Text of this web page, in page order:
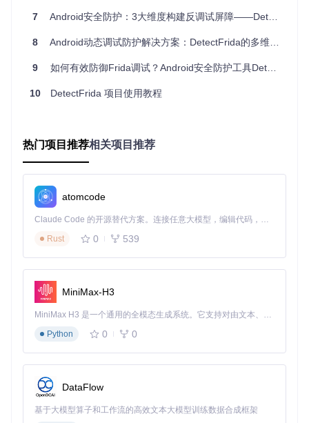
后定期扫描内存中加载的库文件，通过checksum函数比对两
代码段是否被篡改来识别注入行为，有效应对Frida版本更新
实践指南：构建加固型应用的关键步骤
项目采用CMake构建系统，支持armeabi-v7a、arm64-v8a等
主流架构。开发者只需将
目，在Application初始化时加载检测模块即可启用防护。
核心演进：从特征检测到行为分析
DetectFrida的技术演进反映了移动安全防护的发展趋势：早期
版本依赖Frida特定签名进行检测，而最新版本已实现基于内
存完整性的通用检测方案。关键突破点包括：
引入O-LLVM混淆技术保护检测逻辑自身
实现自定义系统调用替代标准libc函数，防止检测代码被Ho
通过这些技术创新，DetectFrida实现了从"特征匹配"到"行为
分析"的跨越，为Android应用提供了能够抵御未知攻击的主动
7 Android安全防护：3大维度构建反调试屏障——DetectFrida技术解析
8 Android动态调试防护解决方案：DetectFrida的多维度Frida检测与原生加固实现
9 如何有效防御Frida调试？Android安全防护工具DetectFrida详解
10 DetectFrida 项目使用教程
热门项目推荐相关项目推荐
atomcode
Claude Code 的开源替代方案。连接任意大模型，编辑代码，运行命令，自动验证 — 全自动执行。用 Rust 构建，极致性能。 ｜ An open-source alternative to Claude Code. Connect any LLM, edit code, run commands, and verify changes — autonomously. Built in Rust for speed. Get Started
Rust
0 539
MiniMax-H3
MiniMax H3 是一个通用的全模态生成系统。它支持对由文本、图像、视频和音频组成的多模态上下文进行统一理解，并能生成分辨率高达 2K、时长可达 15 秒的带原生立体声音频的视频。得益于面向任务泛化的系统设计，H3 在预训练阶段就已具备广泛的多模态上下文理解与生成能力，能够出色地执行复杂的多模态指令。
Python
0 0
DataFlow
基于大模型算子和工作流的高效文本大模型训练数据合成框架